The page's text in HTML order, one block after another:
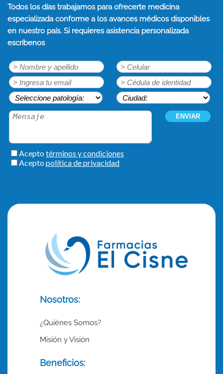
Todos los días trabajamos para ofrecerte medicina
especializada conforme a los avances médicos disponibles
en nuestro país. Si requieres asistencia personalizada
escríbenos
Nosotros:
¿Quiénes Somos?
Misión y Visión
Beneficios: